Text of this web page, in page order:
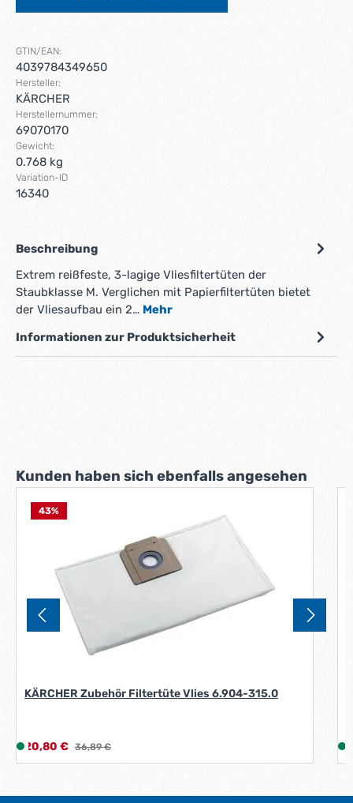
GTIN/EAN:
4039784349650
Hersteller:
KÄRCHER
Herstellernummer:
69070170
Gewicht:
0.768 kg
Variation-ID
16340
Beschreibung
Extrem reißfeste, 3-lagige Vliesfiltertüten der
Staubklasse M. Verglichen mit Papierfiltertüten bietet
der Vliesaufbau ein 2… Mehr
Informationen zur Produktsicherheit
Produktgalerie überspringen
Kunden haben sich ebenfalls angesehen
43%
KÄRCHER Zubehör Filtertüte Vlies 6.904-315.0
Verkaufspreis:
L
i
f
20,80 € Regulärer Preis:
36,89 €
f